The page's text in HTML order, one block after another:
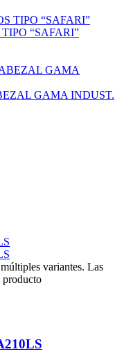
“SAFARI”
GAMA INDUST.
variantes. Las
producto